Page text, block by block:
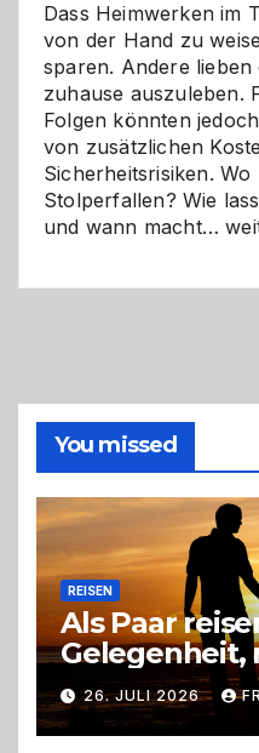
Dass Heimwerken im
von der Hand zu
sparen. Andere
zuhause auszuleben.
Folgen könnten
von zusätzlichen
Sicherheitsrisiken.
Stolperfallen? Wie
und wann macht…
You missed
REISEN
Als Paar
Gelegenheit,
zu entdecken
26. JULI 2026